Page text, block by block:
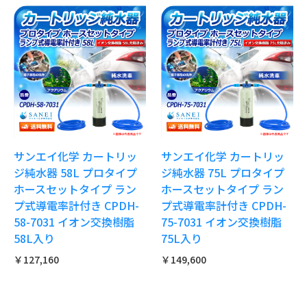
サンエイ化学 カートリッ
ジ純水器 58L プロタイプ
ホースセットタイプ ラン
プ式導電率計付き CPDH-
58-7031 イオン交換樹脂
58L入り
￥127,160
サンエイ化学 カートリッ
ジ純水器 75L プロタイプ
ホースセットタイプ ラン
プ式導電率計付き CPDH-
75-7031 イオン交換樹脂
75L入り
￥149,600